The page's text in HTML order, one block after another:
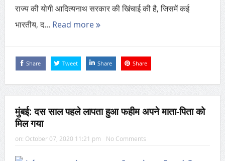
राज्य की योगी आदित्यनाथ सरकार की खिंचाई की है, जिसमें कई
भारतीय, द... Read more
Share Tweet Share Share
मुंबई: दस साल पहले लापता हुआ फहीम अपने माता-पिता को
मिल गया
on: October 07, 2020 11:21 pm No Comments